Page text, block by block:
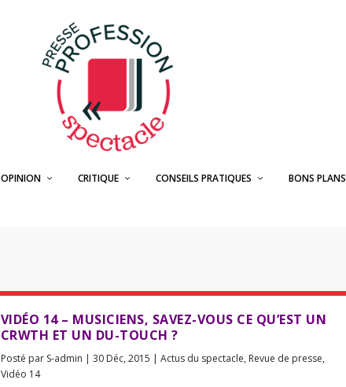
OPINION CRITIQUE CONSEILS PRATIQUES BONS PLANS
VIDÉO 14 – MUSICIENS, SAVEZ-VOUS CE QU’EST UN
CRWTH ET UN DU-TOUCH ?
Posté par S-admin | 30 Déc, 2015 | Actus du spectacle, Revue de presse,
Vidéo 14